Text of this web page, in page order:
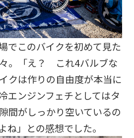
でこのバイクを初めて見た
。「え？ これ4バルブな
クは作りの自由度が本当に
エンジンフェチとしてはタ
間がしっかり空いているの
ね」との感想でした。